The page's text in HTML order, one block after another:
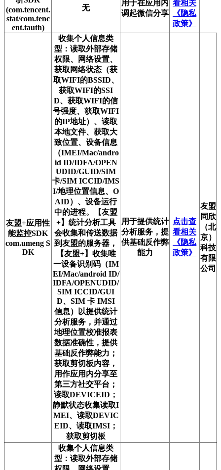
(com.tencent.
stat/com.tenc
ent.tauth)
无
用于在应用内
调起微信分享
看相关
《隐私
政策》
友盟+应用性
能监控SDK
com.umeng S
DK
收集个人信息类
型：读取外部存储
权限、网络设置、
获取网络状态（获
取WIFI的BSSID、
获取WIFI的SSI
D、获取WIFI的信
号强度、获取WIFI
的IP地址）、读取
本地文件、获取大
致位置、设备信息
（IMEI/Mac/andro
id ID/IDFA/OPEN
UDID/GUID/SIM
卡/SIM ICCID/IMS
I/地理位置信息、O
AID）、设备运行
中的进程。【友盟
+】统计分析工具
会收集和传送数据
到友盟的服务器，
【友盟+】收集唯
一设备识别码（IM
EI/Mac/android ID/
IDFA/OPENUDID/
SIM ICCID/GUI
D、SIM 卡 IMSI
信息）以提供统计
分析服务，并通过
地理位置校准报表
数据准确性，提供
基础反作弊能力；
获取剪切板内容，
用作应用内分享至
第三方社交平台；
读取DEVICEID；
静默状态收集读取I
MEI、读取DEVIC
EID、读取IMSI；
获取剪切板
用于提供统计
分析服务，提
供基础反作弊
能力
点击查
看相关
《隐私
政策》
友盟
同欣
（北
京）
科技
有限
公司
收集个人信息类
型：读取外部存储